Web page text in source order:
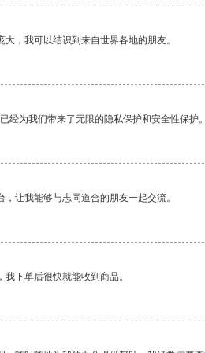
，我可以结识到来自世界各地的朋友。
经为我们带来了无限的隐私保护和安全性保护
让我能够与志同道合的朋友一起交流。
下单后很快就能收到商品。